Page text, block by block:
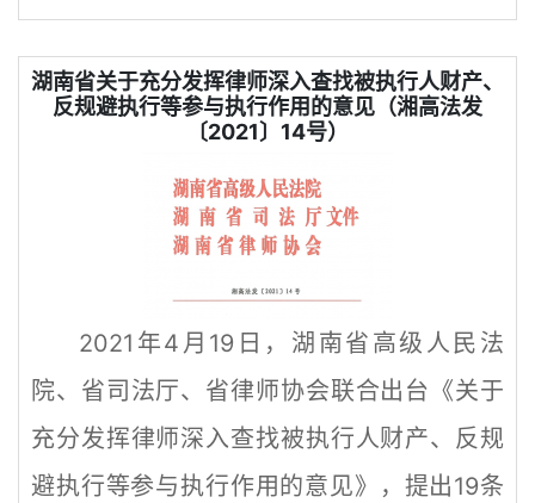
湖南省关于充分发挥律师深入查找被执行人财产、
反规避执行等参与执行作用的意见（湘高法发
〔2021〕14号）
2021年4月19日，湖南省高级人民法
院、省司法厅、省律师协会联合出台《关于
充分发挥律师深入查找被执行人财产、反规
避执行等参与执行作用的意见》，提出19条